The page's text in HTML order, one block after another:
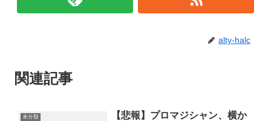
alty-halc
関連記事
未分類
【悲報】プロマジシャン、横か